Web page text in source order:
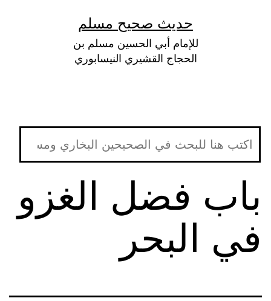
حديث صحيح مسلم
للإمام أبي الحسين مسلم بن
الحجاج القشيري النيسابوري
باب فضل الغزو
في البحر